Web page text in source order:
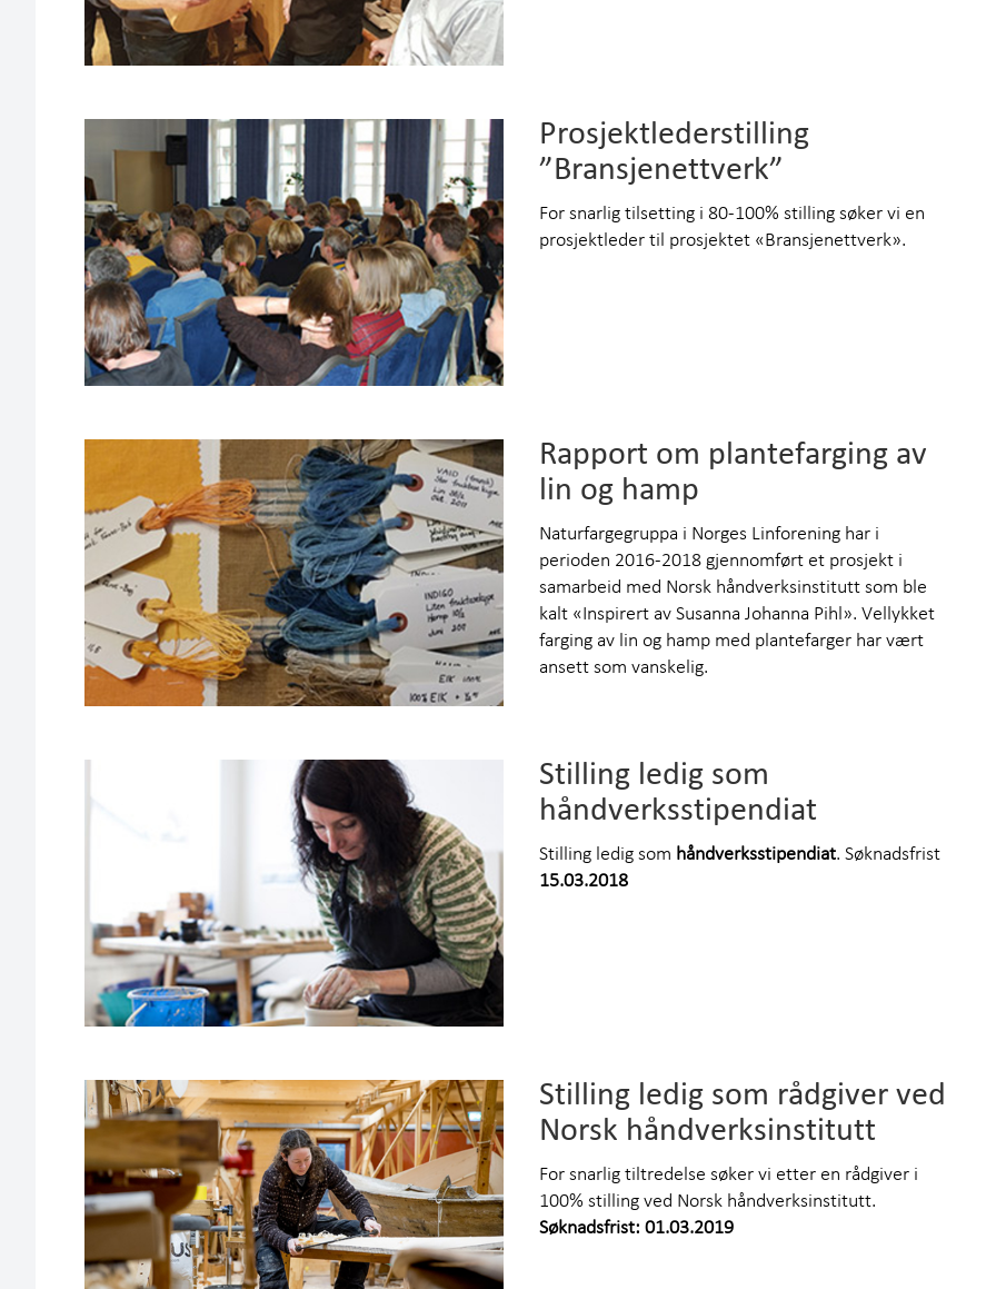
Prosjektlederstilling
”Bransjenettverk”
For snarlig tilsetting i 80-100% stilling søker vi en
prosjektleder til prosjektet «Bransjenettverk».
Rapport om plantefarging av
lin og hamp
Naturfargegruppa i Norges Linforening har i
perioden 2016-2018 gjennomført et prosjekt i
samarbeid med Norsk håndverksinstitutt som ble
kalt «Inspirert av Susanna Johanna Pihl». Vellykket
farging av lin og hamp med plantefarger har vært
ansett som vanskelig.
Stilling ledig som
håndverksstipendiat
Stilling ledig som håndverksstipendiat. Søknadsfrist
15.03.2018
Stilling ledig som rådgiver ved
Norsk håndverksinstitutt
For snarlig tiltredelse søker vi etter en rådgiver i
100% stilling ved Norsk håndverksinstitutt.
Søknadsfrist: 01.03.2019